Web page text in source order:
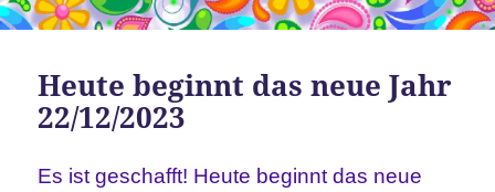
Heute beginnt das neue Jahr
22/12/2023
Es ist geschafft! Heute beginnt das neue